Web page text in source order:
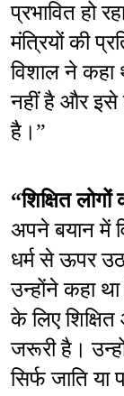
प्रभावित हो
मंत्रियों की
विशाल ने कहा
नहीं है और इसे
है।”
“शिक्षित लोगों
अपने बयान में
धर्म से ऊपर
उन्होंने कहा
के लिए
जरूरी है।
सिर्फ जाति या